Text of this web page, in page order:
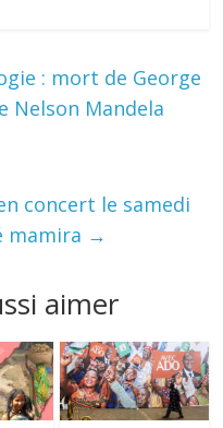
: mort de George
Nelson Mandela
concert le samedi
mamira →
aimer